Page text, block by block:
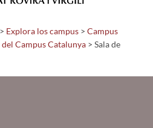
> Explora los campus > Campus
Campus Catalunya > Sala de